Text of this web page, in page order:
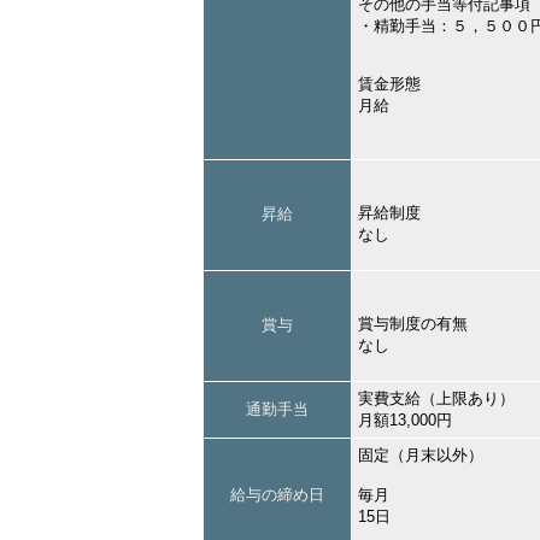
その他の手当等付記事項
・精勤手当：５，５００
賃金形態
月給
昇給
昇給制度
なし
賞与
賞与制度の有無
なし
通勤手当
実費支給（上限あり）
月額13,000円
給与の締め日
固定（月末以外）
毎月
15日